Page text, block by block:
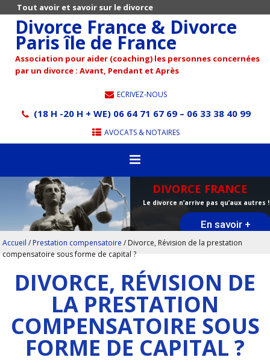
Tout avoir et savoir sur le divorce
Divorce France & Divorce
Paris île de France
Association pour aider (coaching) les personnes concernées
par un divorce : Avant, Pendant et Après
ECRIVEZ-NOUS
(18 H -20 H + WE) 06 64 71 67 69 – 06 33 38 40 99
AVOCATS & NOTAIRES
DIVORCE FRANCE
Le divorce n’arrive pas qu’aux autres !
En savoir +
Accueil / Prestation compensatoire / Divorce, Révision de la prestation
compensatoire sous forme de capital ?
DIVORCE, RÉVISION DE
LA PRESTATION
COMPENSATOIRE SOUS
FORME DE CAPITAL ?